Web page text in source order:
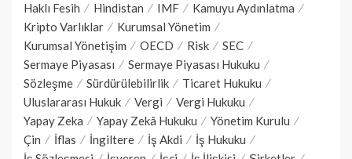
Haklı Fesih
Hindistan IMF
Kamuyu Aydınlatma
Kripto Varlıklar
Kurumsal Yönetim
Kurumsal Yönetişim
OECD Risk
SEC
Sermaye Piyasası
Sermaye Piyasası Hukuku
Sözleşme
Sürdürülebilirlik
Ticaret Hukuku
Uluslararası Hukuk
Vergi
Vergi Hukuku
Yapay Zeka
Yapay Zekâ Hukuku
Yönetim Kurulu
Çin
İflas İngiltere İş Akdi
İş Hukuku